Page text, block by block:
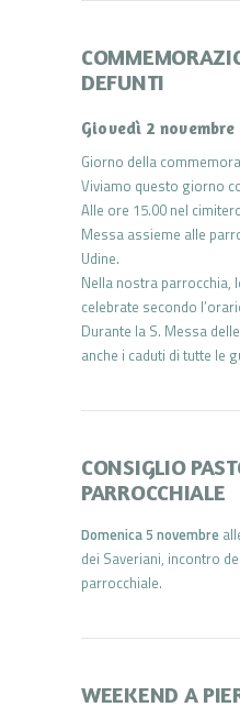
DEFUNTI
Giovedì 2 novembre
Giorno della
Viviamo questo giorno
Alle ore 15.00 nel
Messa assieme alle
Udine.
Nella nostra parrocchia,
celebrate secondo
Durante la S. Messa
anche i caduti di tutte le
CONSIGLIO
PARROCCHIALE
Domenica 5 novembre
dei Saveriani, incontro
parrocchiale.
WEEKEND A